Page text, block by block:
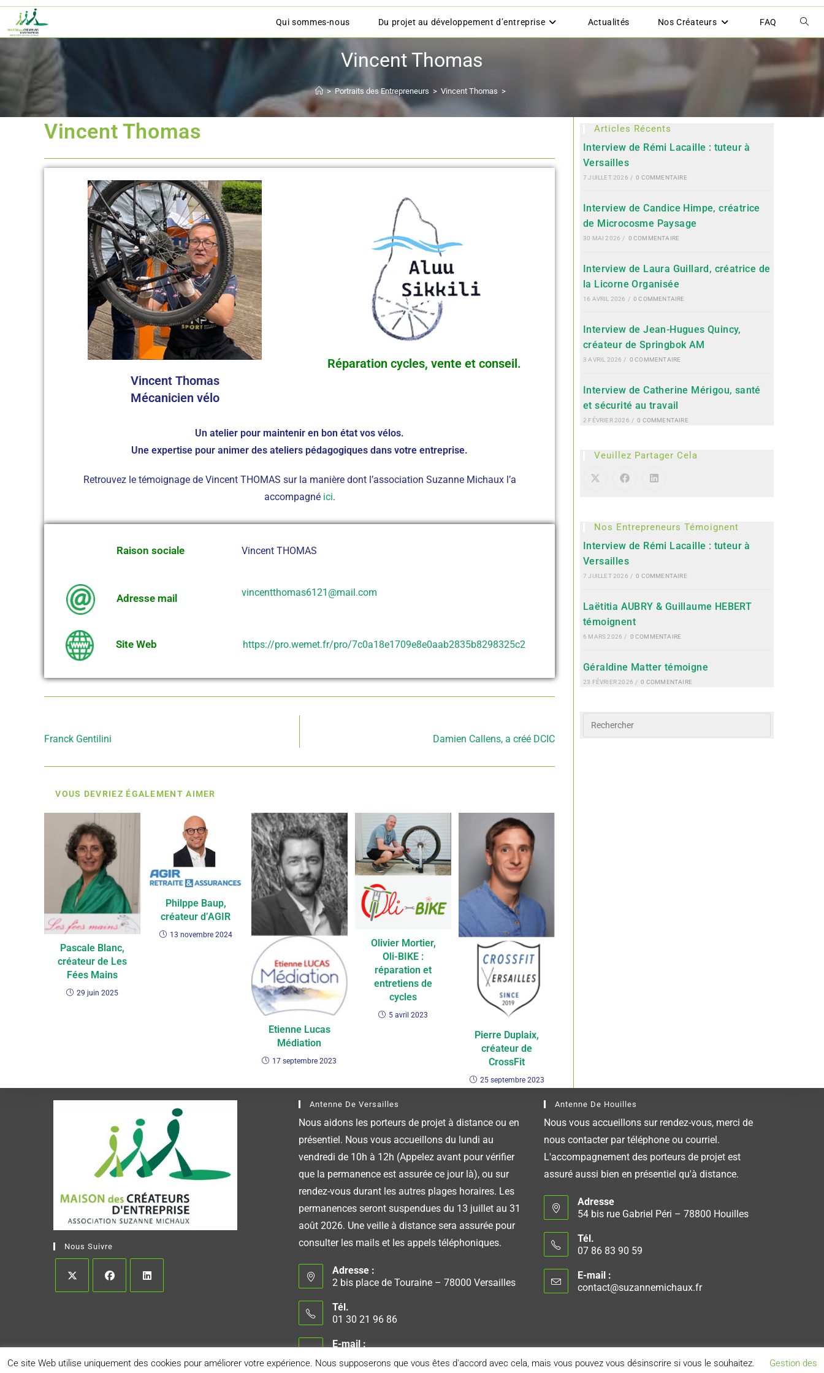
Qui sommes-nous Du projet au développement d’entreprise Actualités Nos Créateurs FAQ
Vincent Thomas
> Portraits des Entrepreneurs > Vincent Thomas >
Vincent Thomas
Vincent Thomas
Mécanicien vélo
Réparation cycles, vente et conseil.
Un atelier pour maintenir en bon état vos vélos.
Une expertise pour animer des ateliers pédagogiques dans votre entreprise.
Retrouvez le témoignage de Vincent THOMAS sur la manière dont l’association Suzanne Michaux l’a
accompagné ici.
Raison sociale Vincent THOMAS
Adresse mail vincentthomas6121@mail.com
Site Web https://pro.wemet.fr/pro/7c0a18e1709e8e0aab2835b8298325c2
Franck Gentilini
Damien Callens, a créé DCIC
VOUS DEVRIEZ ÉGALEMENT AIMER
Pascale Blanc,
créateur de Les
Fées Mains
29 juin 2025
Philppe Baup,
créateur d’AGIR
13 novembre 2024
Etienne Lucas
Médiation
17 septembre 2023
Olivier Mortier,
Oli-BIKE :
réparation et
entretiens de
cycles
5 avril 2023
Pierre Duplaix,
créateur de
CrossFit
25 septembre 2023
Articles Récents
Interview de Rémi Lacaille : tuteur à
Versailles
7 JUILLET 2026 / 0 COMMENTAIRE
Interview de Candice Himpe, créatrice
de Microcosme Paysage
30 MAI 2026 / 0 COMMENTAIRE
Interview de Laura Guillard, créatrice de
la Licorne Organisée
16 AVRIL 2026 / 0 COMMENTAIRE
Interview de Jean-Hugues Quincy,
créateur de Springbok AM
3 AVRIL 2026 / 0 COMMENTAIRE
Interview de Catherine Mérigou, santé
et sécurité au travail
2 FÉVRIER 2026 / 0 COMMENTAIRE
Veuillez Partager Cela
Nos Entrepreneurs Témoignent
Interview de Rémi Lacaille : tuteur à
Versailles
7 JUILLET 2026 / 0 COMMENTAIRE
Laëtitia AUBRY & Guillaume HEBERT
témoignent
6 MARS 2026 / 0 COMMENTAIRE
Géraldine Matter témoigne
23 FÉVRIER 2026 / 0 COMMENTAIRE
Nous Suivre
Antenne De Versailles
Nous aidons les porteurs de projet à distance ou en
présentiel. Nous vous accueillons du lundi au
vendredi de 10h à 12h (Appelez avant pour vérifier
que la permanence est assurée ce jour là), ou sur
rendez-vous durant les autres plages horaires. Les
permanences seront suspendues du 13 juillet au 31
août 2026. Une veille à distance sera assurée pour
consulter les mails et les appels téléphoniques.
Adresse :
2 bis place de Touraine – 78000 Versailles
Tél.
01 30 21 96 86
E-mail :
contact@suzannemichaux.fr
Antenne De Houilles
Nous vous accueillons sur rendez-vous, merci de
nous contacter par téléphone ou courriel.
L'accompagnement des porteurs de projet est
assuré aussi bien en présentiel qu'à distance.
Adresse
54 bis rue Gabriel Péri – 78800 Houilles
Tél.
07 86 83 90 59
E-mail :
contact@suzannemichaux.fr
Ce site Web utilise uniquement des cookies pour améliorer votre expérience. Nous supposerons que vous êtes d'accord avec cela, mais vous pouvez vous désinscrire si vous le souhaitez. Gestion des